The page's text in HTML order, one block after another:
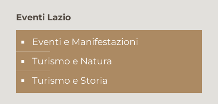
Eventi Lazio
Eventi e Manifestazioni
Turismo e Natura
Turismo e Storia